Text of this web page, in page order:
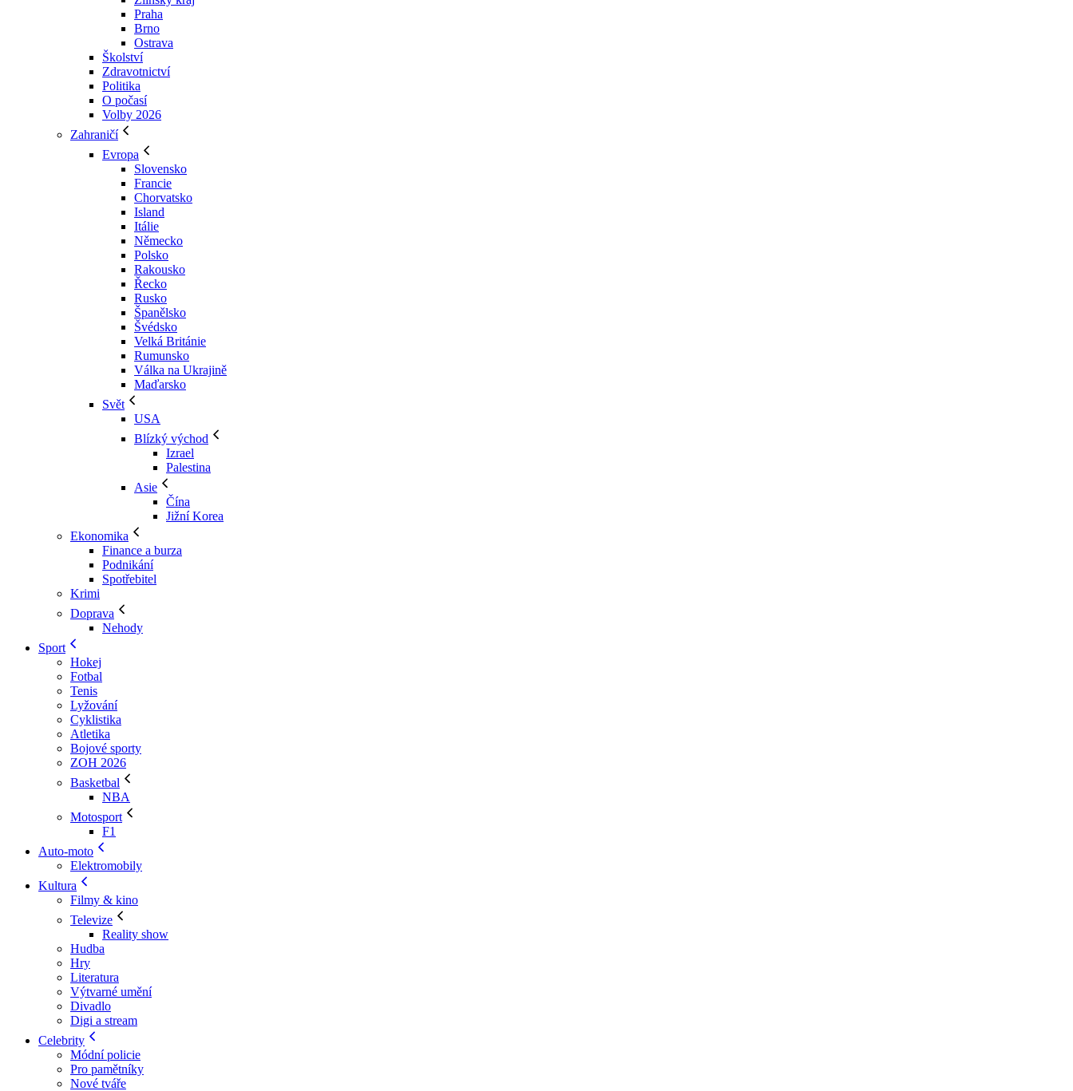
Praha
Brno
Ostrava
Školství
Zdravotnictví
Politika
O počasí
Volby 2026
Zahraničí
Evropa
Slovensko
Francie
Chorvatsko
Island
Itálie
Německo
Polsko
Rakousko
Řecko
Rusko
Španělsko
Švédsko
Velká Británie
Rumunsko
Válka na Ukrajině
Maďarsko
Svět
USA
Blízký východ
Izrael
Palestina
Asie
Čína
Jižní Korea
Ekonomika
Finance a burza
Podnikání
Spotřebitel
Krimi
Doprava
Nehody
Sport
Hokej
Fotbal
Tenis
Lyžování
Cyklistika
Atletika
Bojové sporty
ZOH 2026
Basketbal
NBA
Motosport
F1
Auto-moto
Elektromobily
Kultura
Filmy & kino
Televize
Reality show
Hudba
Hry
Literatura
Výtvarné umění
Divadlo
Digi a stream
Celebrity
Módní policie
Pro pamětníky
Nové tváře